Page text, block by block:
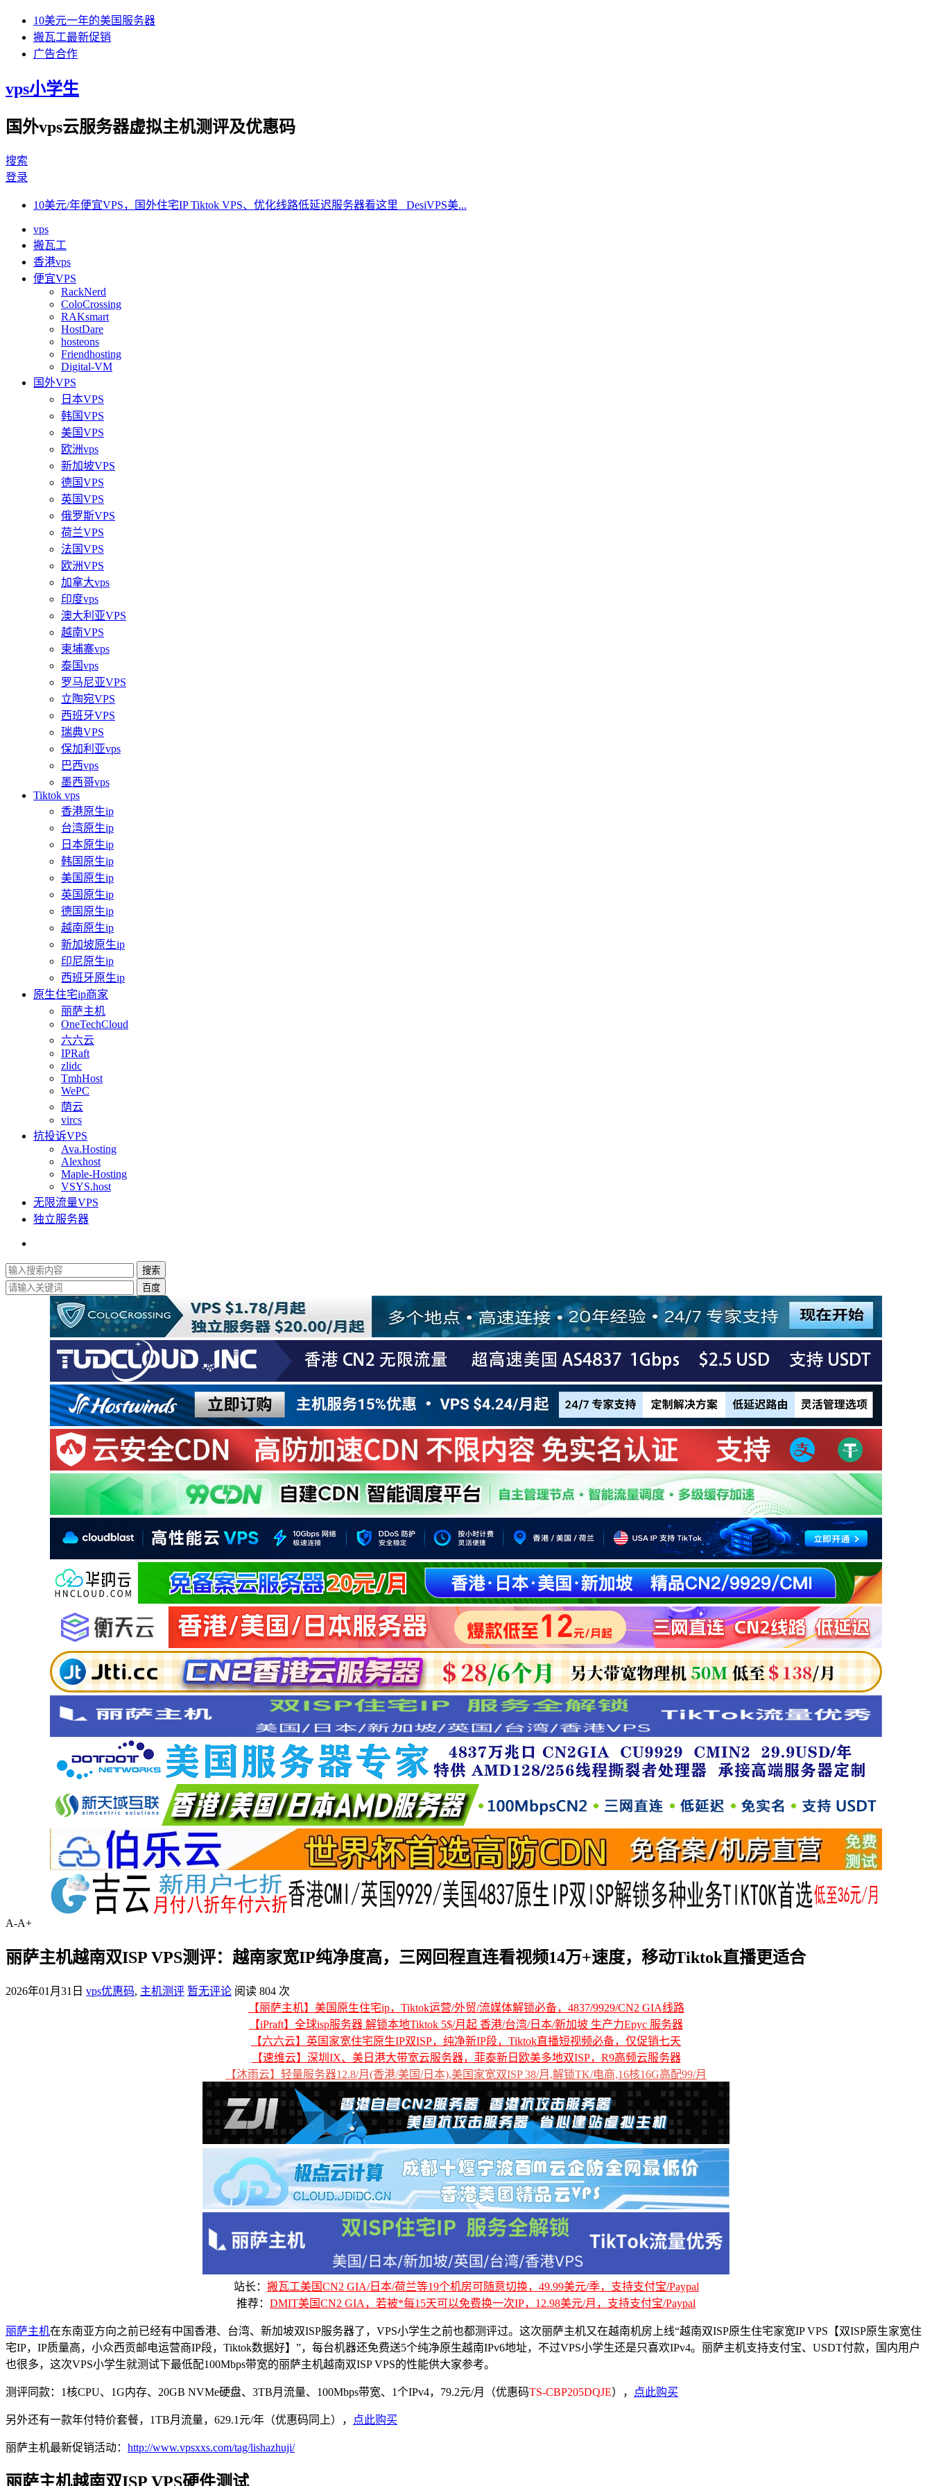
10美元一年的美国服务器
搬瓦工最新促销
广告合作
vps小学生
国外vps云服务器虚拟主机测评及优惠码
搜索
登录
10美元/年便宜VPS，国外住宅IP Tiktok VPS、优化线路低延迟服务器看这里 DesiVPS美...
vps
搬瓦工
香港vps
便宜VPS
RackNerd
ColoCrossing
RAKsmart
HostDare
hosteons
Friendhosting
Digital-VM
国外VPS
日本VPS
韩国VPS
美国VPS
欧洲vps
新加坡VPS
德国VPS
英国VPS
俄罗斯VPS
荷兰VPS
法国VPS
欧洲VPS
加拿大vps
印度vps
澳大利亚VPS
越南VPS
柬埔寨vps
泰国vps
罗马尼亚VPS
立陶宛VPS
西班牙VPS
瑞典VPS
保加利亚vps
巴西vps
墨西哥vps
Tiktok vps
香港原生ip
台湾原生ip
日本原生ip
韩国原生ip
美国原生ip
英国原生ip
德国原生ip
越南原生ip
新加坡原生ip
印尼原生ip
西班牙原生ip
原生住宅ip商家
丽萨主机
OneTechCloud
六六云
IPRaft
zlidc
TmhHost
WePC
荫云
vircs
抗投诉VPS
Ava.Hosting
Alexhost
Maple-Hosting
VSYS.host
无限流量VPS
独立服务器
A-A+
丽萨主机越南双ISP VPS测评：越南家宽IP纯净度高，三网回程直连看视频14万+速度，移动Tiktok直播更适合
2026年01月31日 vps优惠码, 主机测评 暂无评论 阅读 804 次
【丽萨主机】美国原生住宅ip，Tiktok运营/外贸/流媒体解锁必备，4837/9929/CN2 GIA线路
【iPraft】全球isp服务器 解锁本地Tiktok 5$/月起 香港/台湾/日本/新加坡 生产力Epyc 服务器
【六六云】英国家宽住宅原生IP双ISP，纯净新IP段，Tiktok直播短视频必备，仅促销七天
【速维云】深圳IX、美日港大带宽云服务器，菲泰新日欧美多地双ISP，R9高频云服务器
【沐雨云】轻量服务器12.8/月(香港/美国/日本),美国家宽双ISP 38/月,解锁TK/电商,16核16G高配99/月
站长： 搬瓦工美国CN2 GIA/日本/荷兰等19个机房可随意切换，49.99美元/季，支持支付宝/Paypal
推荐： DMIT美国CN2 GIA，若被*每15天可以免费换一次IP，12.98美元/月，支持支付宝/Paypal
丽萨主机在东南亚方向之前已经有中国香港、台湾、新加坡双ISP服务器了，VPS小学生之前也都测评过。这次丽萨主机又在越南机房上线“越南双ISP原生住宅家宽IP VPS【双ISP原生家宽住
宅IP，IP质量高，小众西贡邮电运营商IP段，Tiktok数据好】”，每台机器还免费送5个纯净原生越南IPv6地址，不过VPS小学生还是只喜欢IPv4。丽萨主机支持支付宝、USDT付款，国内用户
也很多，这次VPS小学生就测试下最低配100Mbps带宽的丽萨主机越南双ISP VPS的性能供大家参考。
测评同款：1核CPU、1G内存、20GB NVMe硬盘、3TB月流量、100Mbps带宽、1个IPv4，79.2元/月（优惠码TS-CBP205DQJE）， 点此购买
另外还有一款年付特价套餐，1TB月流量，629.1元/年（优惠码同上）， 点此购买
丽萨主机最新促销活动： http://www.vpsxxs.com/tag/lishazhuji/
丽萨主机越南双ISP VPS硬件测试